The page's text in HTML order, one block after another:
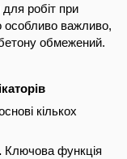
робіт при
особливо важливо,
обмежений.
кількох
Ключова функція